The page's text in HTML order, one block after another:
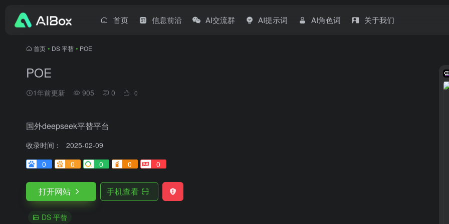
首页 信息前沿 AI交流群 AI提示词 AI角色词 关于我们
首页 • DS 平替 • POE
POE
1年前更新 905 0 0
国外deepseek平替平台
收录时间：
2025-02-09
0
0 0 0 0
打开网站 手机查看
DS 平替